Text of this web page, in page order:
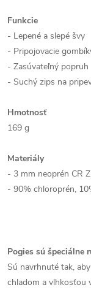
Funkcie
- Lepené a slepé švy
- Pripojovacie
- Zasúvateľný popruh
- Suchý zips na
Hmotnosť
169 g
Materiály
- 3 mm neoprén CR
- 90% chloroprén,
Pogies sú špeciálne
Sú navrhnuté tak,
chladom a vlhkosťou